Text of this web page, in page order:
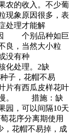
农的收入。不少葡
现象原因很多，表
处理才能解
因 个别品种如巨
良，当然大小粒
没有种
处理。2缺
子，花帽不易
片有西瓜皮样花叶
慢。 措施：缺
园，可以间隔10天
花序分离期使用
花帽不易掉，成